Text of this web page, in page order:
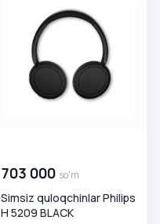
703 000 so'm
Simsiz quloqchinlar Philips
H 5209 BLACK